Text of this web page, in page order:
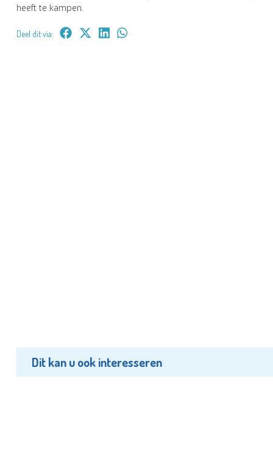
heeft te kampen.
Deel dit via:
Dit kan u ook interesseren